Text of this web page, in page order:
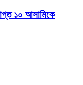
১০ আসামিকে